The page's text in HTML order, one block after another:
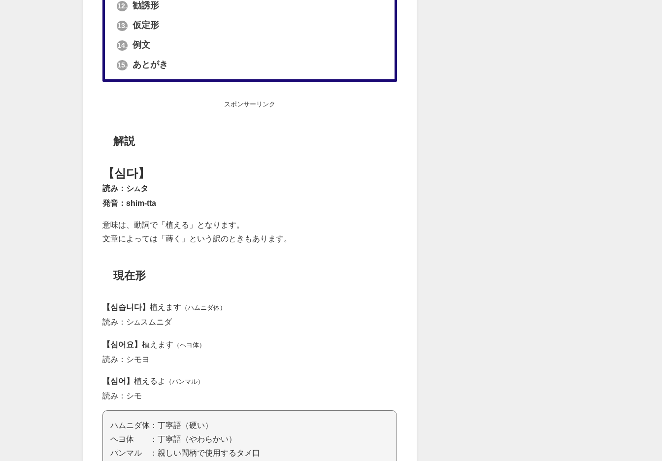
12. 勧誘形
13. 仮定形
14. 例文
15. あとがき
スポンサーリンク
解説
【심다】
読み：シムタ
発音：shim-tta
意味は、動詞で「植える」となります。
文章によっては「蒔く」という訳のときもあります。
現在形
【심습니다】 植えます （ハムニダ体）
読み：シ ム スムニダ
【심어요】 植えます （ヘヨ体）
読み：シモヨ
【심어】 植えるよ （パンマル）
読み：シモ
ハムニダ体：丁寧語（硬い）
ヘヨ体 ：丁寧語（やわらかい）
パンマル ：親しい間柄で使用するタメ口